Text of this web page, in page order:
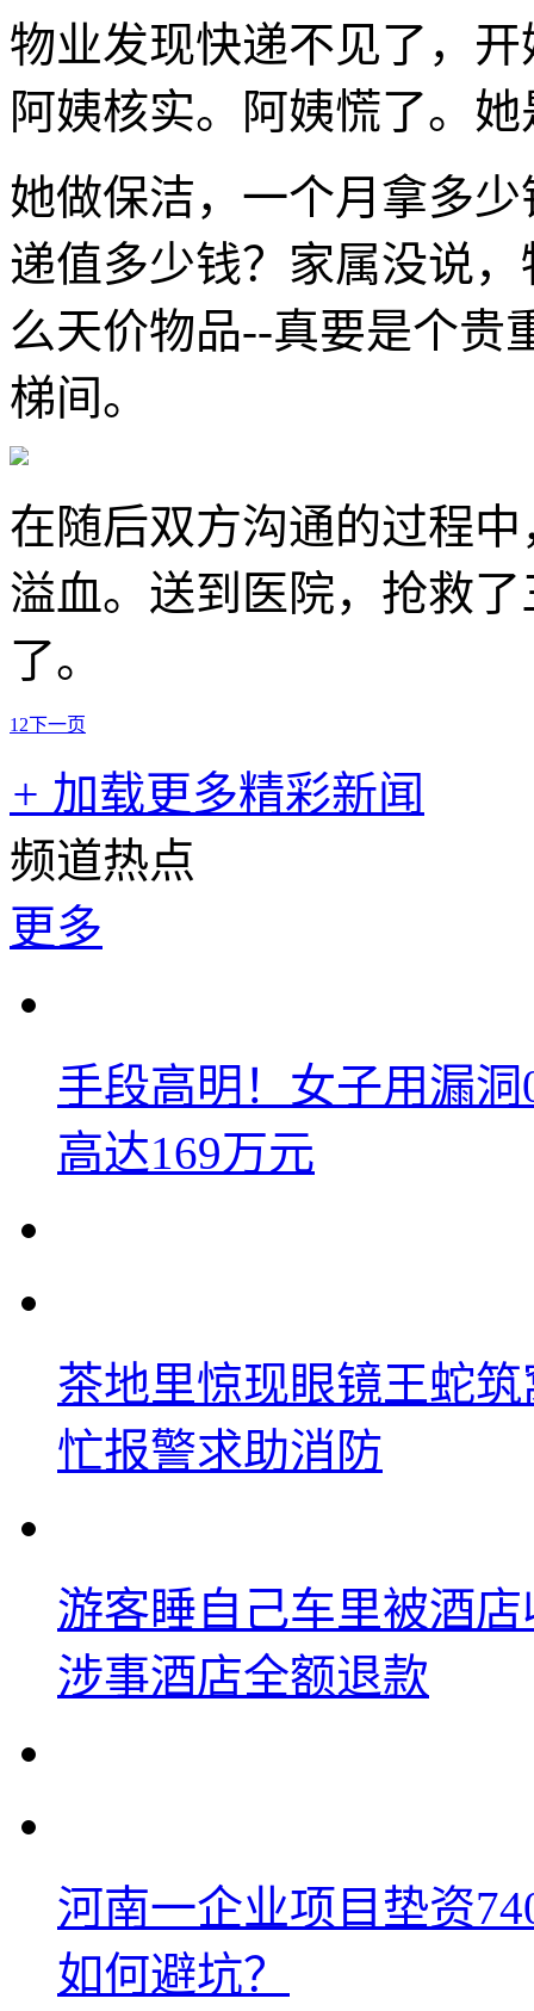
物业发现快递不见了，
阿姨核实。阿姨慌了。
她做保洁，一个月拿多
递值多少钱？家属没说
么天价物品--真要是个贵
梯间。
在随后双方沟通的过程
溢血。送到医院，抢救
了。
1 2下一页
+ 加载更多精彩新闻
频道热点
更多
手段高明！女子用漏
高达169万元
茶地里惊现眼镜王蛇
忙报警求助消防
游客睡自己车里被酒
涉事酒店全额退款
河南一企业项目垫资
如何避坑？